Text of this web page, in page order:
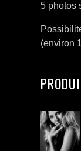
5 photos
(environ